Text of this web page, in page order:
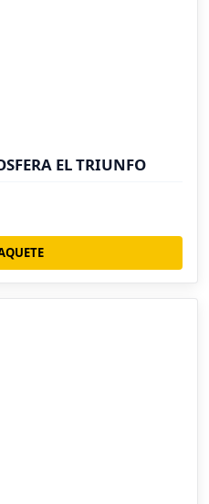
EL TRIUNFO